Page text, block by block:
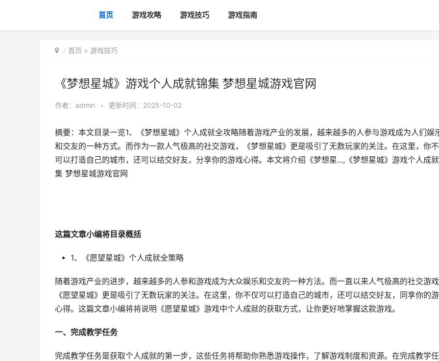
首页 游戏攻略 游戏技巧 游戏指南
首页 > 游戏技巧
《梦想星城》游戏个人成就锦集 梦想星城游戏官网
作者： admin • 更新时间：2025-10-02
摘要：本文目录一览1、《梦想星城》个人成就全攻略随着游戏产业的发展，越来越多的人参与游戏成为人们娱
和交友的一种方式。而作为一款人气极高的社交游戏，《梦想星城》更是吸引了无数玩家的关注。在这里，你
可以打造自己的城市，还可以结交好友，分享你的游戏心得。本文将介绍《梦想星...,《梦想星城》游戏个人成
集 梦想星城游戏官网
这篇文章小编将目录概括
1、《愿望星城》个人成就全策略
随着游戏产业的进步，越来越多的人参和游戏成为大众娱乐和交友的一种方法。而一直以来人气极高的社交游戏
《愿望星城》更是吸引了无数玩家的关注。在这里，你不仅可以打造自己的城市，还可以结交好友，同享你的
心得。这篇文章小编将将说明《愿望星城》游戏中个人成就的获取方式，让你更好地掌握这款游戏。
一、完成教学任务
完成教学任务是获取个人成就的第一步，这些任务将帮助你熟悉游戏操作，了解游戏制度和资源。在完成教学